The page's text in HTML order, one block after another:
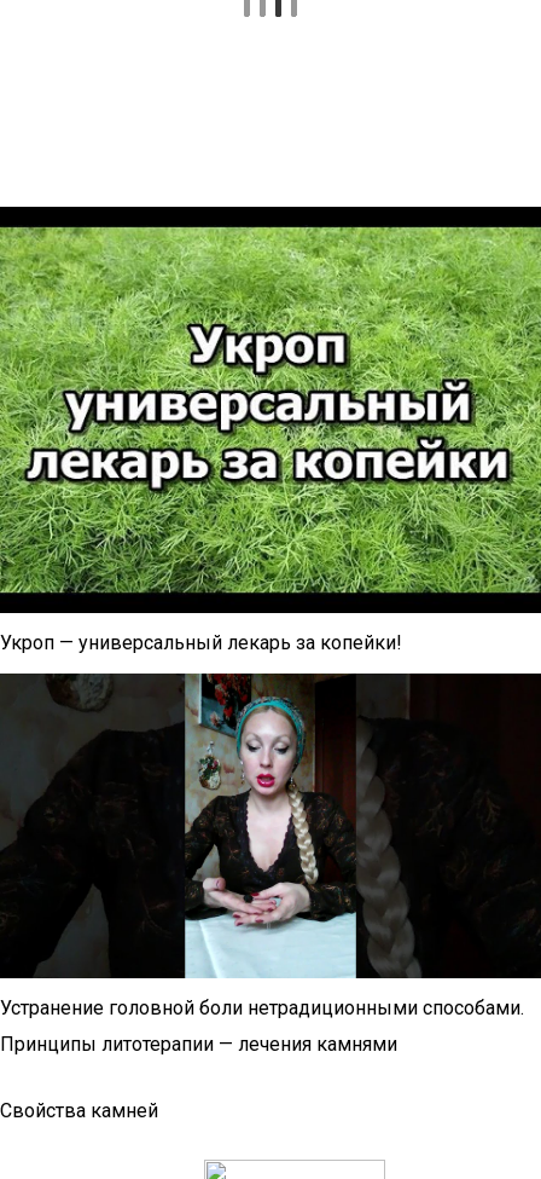
Укроп — универсальный лекарь за копейки!
Устранение головной боли нетрадиционными способами.
Принципы литотерапии — лечения камнями
Свойства камней